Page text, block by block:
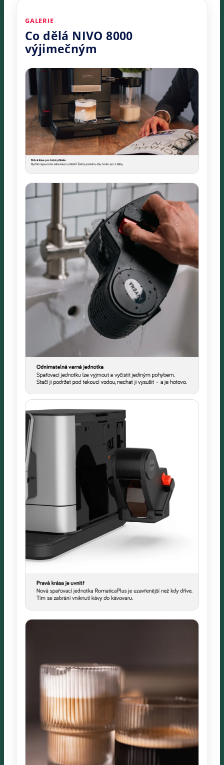
GALERIE
Co dělá NIVO 8000
výjimečným